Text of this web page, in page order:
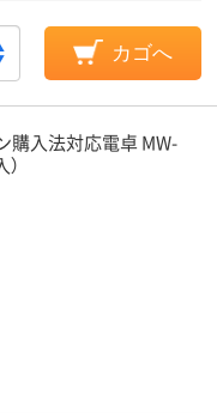
カゴへ
購入法対応電卓 MW-